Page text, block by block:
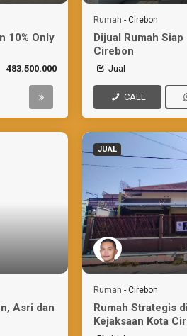
10% Only
483.500.000
Rumah - Cirebon
Dijual Rumah
Cirebon
Jual
CALL
Asri dan
JUAL
Rumah - Cirebon
Rumah Strategis
Kejaksaan Kota